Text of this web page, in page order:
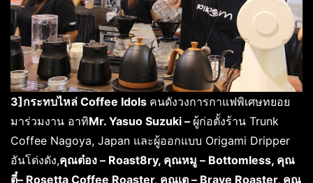
3]กระทบไหล่ Coffee Idols คนดังวงการกาแฟพิเศษทยอย
มาร่วมงาน อาทิMr. Yasuo Suzuki – ผู้ก่อตั้งร้าน Trunk
Coffee Nagoya, Japan และผู้ออกแบบ Origami Dripper
อันโด่งดัง,คุณต๋อง – Roast8ry, คุณหมู – Bottomless, คุณ
ตี๋– Rosetta Coffee Roaster, คุณเต – Brave Roaster, คุณ